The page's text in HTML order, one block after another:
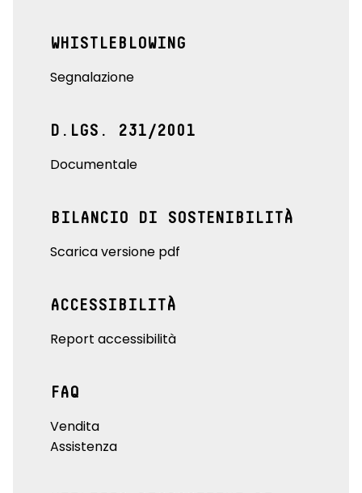
WHISTLEBLOWING
Segnalazione
D.LGS. 231/2001
Documentale
BILANCIO DI SOSTENIBILITÀ
Scarica versione pdf
ACCESSIBILITÀ
Report accessibilità
FAQ
Vendita
Assistenza